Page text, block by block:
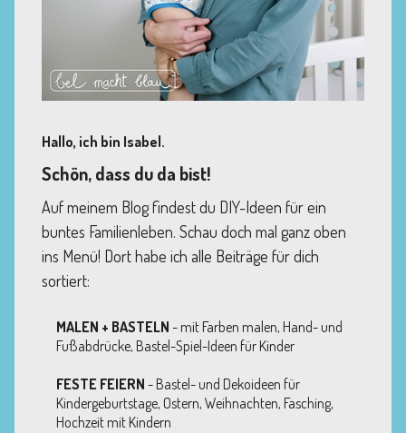
Hallo, ich bin Isabel.
Schön, dass du da bist!
Auf meinem Blog findest du DIY-Ideen für ein
buntes Familienleben. Schau doch mal ganz oben
ins Menü! Dort habe ich alle Beiträge für dich
sortiert:
MALEN + BASTELN - mit Farben malen, Hand- und
Fußabdrücke, Bastel-Spiel-Ideen für Kinder
FESTE FEIERN - Bastel- und Dekoideen für
Kindergeburtstage, Ostern, Weihnachten, Fasching,
Hochzeit mit Kindern